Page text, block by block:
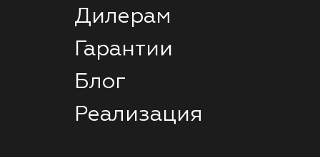
Дилерам
Гарантии
Блог
Реализация